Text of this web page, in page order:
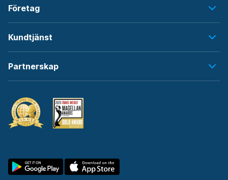
Företag
Kundtjänst
Partnerskap